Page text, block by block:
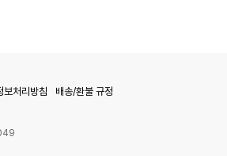
보처리방침 배송/환불 규정